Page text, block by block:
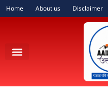
Home About us Disclaimer